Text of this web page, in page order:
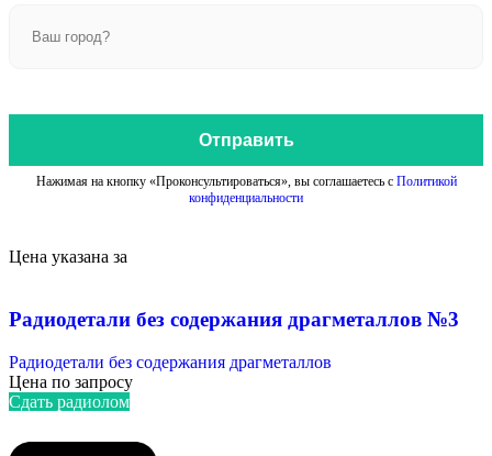
Отправить
Нажимая на кнопку «Проконсультироваться», вы соглашаетесь с Политикой
конфиденциальности
Цена указана за
Радиодетали без содержания драгметаллов №3
Радиодетали без содержания драгметаллов
Цена по запросу
Сдать радиолом